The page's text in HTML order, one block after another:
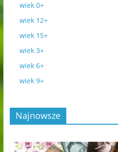
wiek 0+
wiek 12+
wiek 15+
wiek 3+
wiek 6+
wiek 9+
Najnowsze